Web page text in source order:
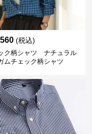
(税込)
ク柄シャツ ナチュラル
ムチェック柄シャツ